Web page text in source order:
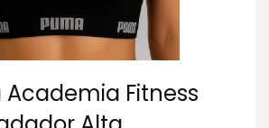
Academia Fitness